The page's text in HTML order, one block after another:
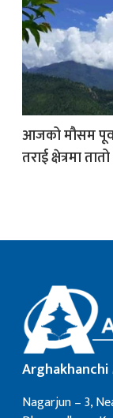
आजको मौसम
तराई क्षेत्रमा
Nagarjun – 3,